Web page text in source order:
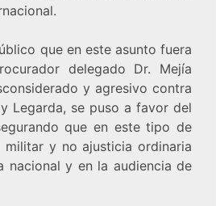
que en este asunto fuera
delegado Dr. Mejía
y agresivo contra
Legarda, se puso a favor del
que en este tipo de
y no ajusticia ordinaria
nacional y en la audiencia de